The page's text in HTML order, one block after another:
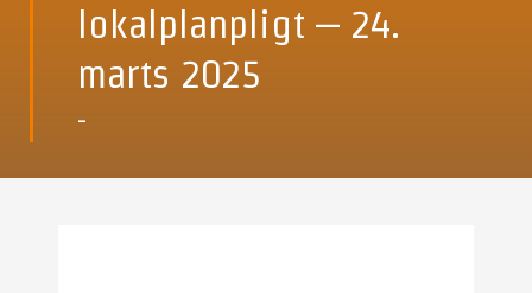
lokalplanpligt – 24.
marts 2025
-